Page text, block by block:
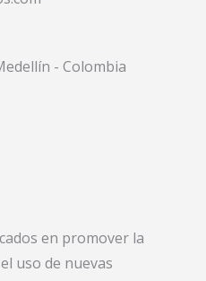
- Colombia
en promover la
uso de nuevas